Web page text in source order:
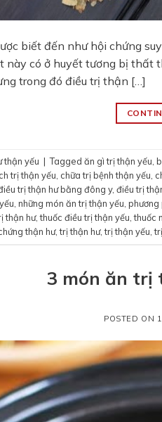
biết đến như hội chứng
này có ở huyết tương bị thất
trong đó điều trị thận […]
thận yếu | Tagged ăn gì trị thận yếu
trị thận yếu chữa trị bệnh thận yếu
trị thận hư bằng đông y, điều trị
những món ăn trị thận yếu phương
thận hư,thuốc điều trị thận yếu ,thuốc
thận hư,trị thận hư,trị thận yếu ,
3 món ăn trị
POSTED ON